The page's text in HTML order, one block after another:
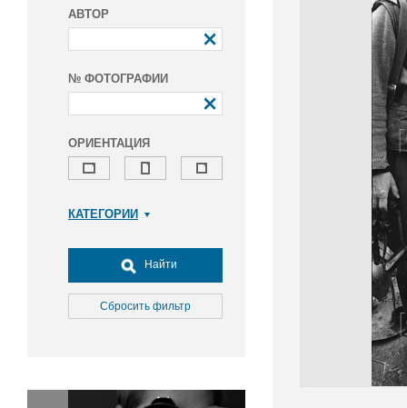
АВТОР
№ ФОТОГРАФИИ
ОРИЕНТАЦИЯ
КАТЕГОРИИ
Досуг, туризм и отдых
Культура
Медицина
Окружающая среда
Найти
Сбросить фильтр